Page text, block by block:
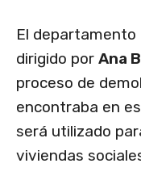
El departamento
dirigido por Ana
proceso de
encontraba en
será utilizado
viviendas